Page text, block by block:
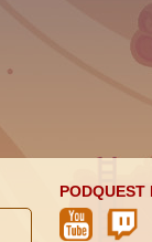
PODQUEST